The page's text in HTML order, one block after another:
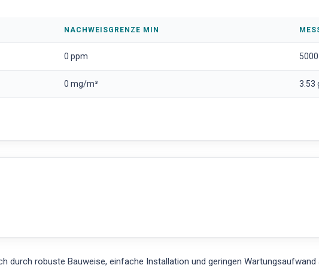
NACHWEISGRENZE MIN
0 ppm
0 mg/m³ 3.53
durch robuste Bauweise, einfache Installation und geringen